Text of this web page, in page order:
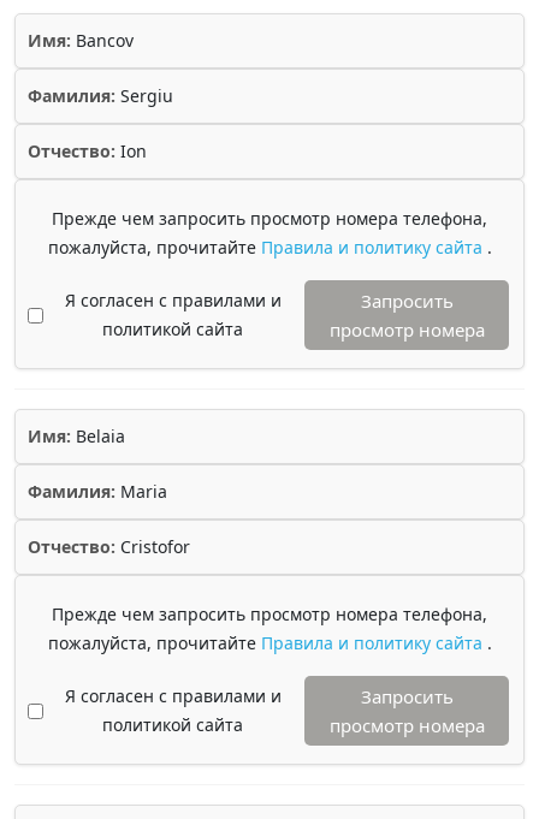
Имя: Bancov
Фамилия: Sergiu
Отчество: Ion
Прежде чем запросить просмотр номера телефона,
пожалуйста, прочитайте Правила и политику сайта .
Я согласен с правилами и
политикой сайта
Запросить
просмотр номера
Имя: Belaia
Фамилия: Maria
Отчество: Cristofor
Прежде чем запросить просмотр номера телефона,
пожалуйста, прочитайте Правила и политику сайта .
Я согласен с правилами и
политикой сайта
Запросить
просмотр номера